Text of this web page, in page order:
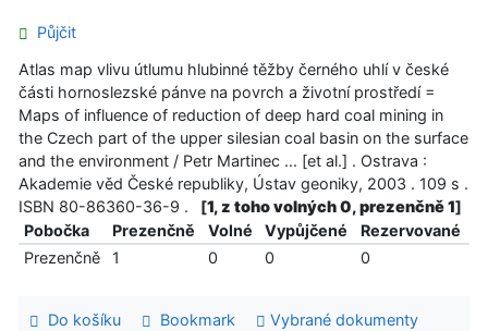
Půjčit
Atlas map vlivu útlumu hlubinné těžby černého uhlí v české
části hornoslezské pánve na povrch a životní prostředí =
Maps of influence of reduction of deep hard coal mining in
the Czech part of the upper silesian coal basin on the surface
and the environment / Petr Martinec ... [et al.] . Ostrava :
Akademie věd České republiky, Ústav geoniky, 2003 . 109 s .
ISBN 80-86360-36-9 .
[1, z toho volných 0, prezenčně 1]
Pobočka
Prezenčně Volné Vypůjčené
Rezervované
Prezenčně
1 0 0 0
Do košíku Bookmark Vybrané dokumenty